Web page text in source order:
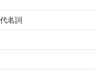
名詞